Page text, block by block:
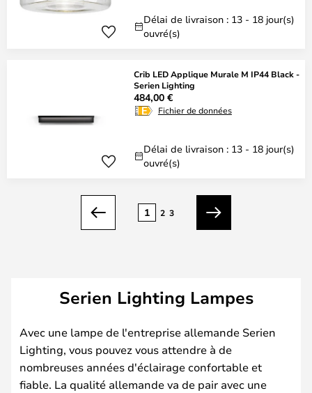
Délai de livraison : 13 - 18 jour(s)
ouvré(s)
Crib LED Applique Murale M IP44 Black -
Serien Lighting
484,00 €
Fichier de données
Délai de livraison : 13 - 18 jour(s)
ouvré(s)
Précédent
1 2 3
Suivant
Serien Lighting Lampes
Avec une lampe de l'entreprise allemande Serien
Lighting, vous pouvez vous attendre à de
nombreuses années d'éclairage confortable et
fiable. La qualité allemande va de pair avec une